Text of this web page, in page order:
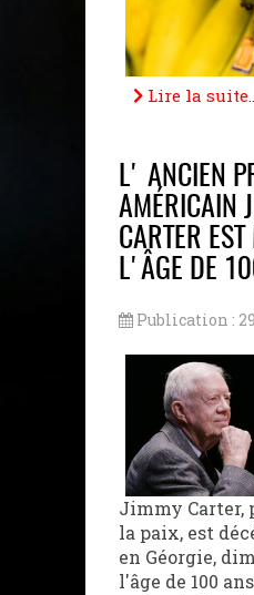
Lire la
L' ANCIEN
AMÉRICAIN
CARTER
L'ÂGE DE
Publication :
Jimmy Carter,
la paix, est
en Géorgie,
l'âge de 100